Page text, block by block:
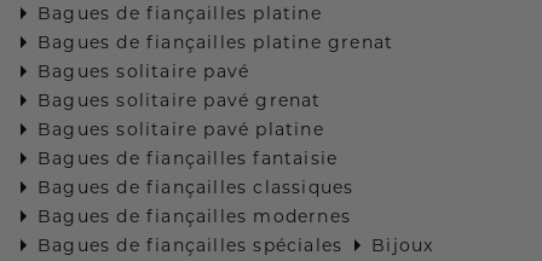
Bagues de fiançailles platine
Bagues de fiançailles platine grenat
Bagues solitaire pavé
Bagues solitaire pavé grenat
Bagues solitaire pavé platine
Bagues de fiançailles fantaisie
Bagues de fiançailles classiques
Bagues de fiançailles modernes
Bagues de fiançailles spéciales
Bijoux